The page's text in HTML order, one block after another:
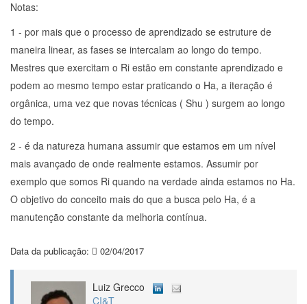
Notas:
1 - por mais que o processo de aprendizado se estruture de
maneira linear, as fases se intercalam ao longo do tempo.
Mestres que exercitam o Ri estão em constante aprendizado e
podem ao mesmo tempo estar praticando o Ha, a iteração é
orgânica, uma vez que novas técnicas ( Shu ) surgem ao longo
do tempo.
2 - é da natureza humana assumir que estamos em um nível
mais avançado de onde realmente estamos. Assumir por
exemplo que somos Ri quando na verdade ainda estamos no Ha.
O objetivo do conceito mais do que a busca pelo Ha, é a
manutenção constante da melhoria contínua.
Data da publicação: 02/04/2017
Luiz Grecco
CI&T